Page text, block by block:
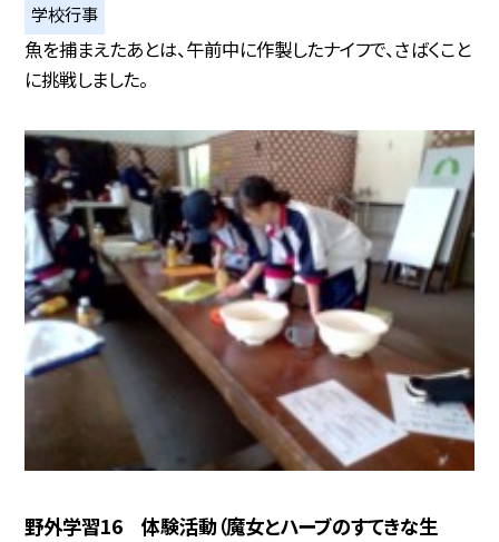
学校行事
魚を捕まえたあとは、午前中に作製したナイフで、さばくこと
に挑戦しました。
野外学習16 体験活動（魔女とハーブのすてきな生